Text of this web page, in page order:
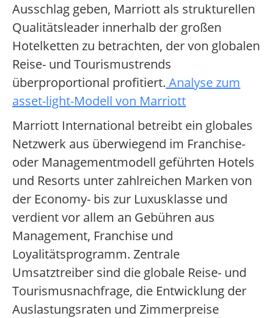
Ausschlag geben, Marriott als strukturellen
Qualitätsleader innerhalb der großen
Hotelketten zu betrachten, der von globalen
Reise- und Tourismustrends
überproportional profitiert. Analyse zum
asset-light-Modell von Marriott
Marriott International betreibt ein globales
Netzwerk aus überwiegend im Franchise-
oder Managementmodell geführten Hotels
und Resorts unter zahlreichen Marken von
der Economy- bis zur Luxusklasse und
verdient vor allem an Gebühren aus
Management, Franchise und
Loyalitätsprogramm. Zentrale
Umsatztreiber sind die globale Reise- und
Tourismusnachfrage, die Entwicklung der
Auslastungsraten und Zimmerpreise